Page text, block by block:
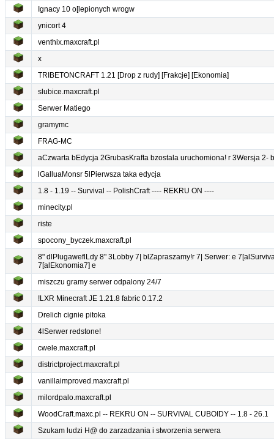
Ignacy 10 o[lepionych wrogw
ynicort 4
venthix.maxcraft.pl
x
TRIBETONCRAFT 1.21 [Drop z rudy] [Frakcje] [Ekonomia]
slubice.maxcraft.pl
Serwer Matiego
gramymc
FRAG-MC
aCzwarta bEdycja 2GrubasKrafta bzostala uruchomiona! r 3Wersja 2-
lGalluaMonsr 5lPierwsza taka edycja
1.8 - 1.19 -- Survival -- PolishCraft ---- REKRU ON ----
minecity.pl
riste
spocony_byczek.maxcraft.pl
8" dlPlugaweflLdy 8" 3Lobby 7| blZapraszamy!r 7| Serwer: e
7[alEkonomia7] e
miszczu gramy serwer odpalony 24/7
!LXR Minecraft JE 1.21.8 fabric 0.17.2
Drelich cignie pitoka
4lSerwer redstone!
cwele.maxcraft.pl
districtproject.maxcraft.pl
vanillaimproved.maxcraft.pl
milordpalo.maxcraft.pl
WoodCraft.maxc.pl -- REKRU ON -- SURVIVAL CUBOIDY -- 1.8 - 26.1
Szukam ludzi H@ do zarzadzania i stworzenia serwera